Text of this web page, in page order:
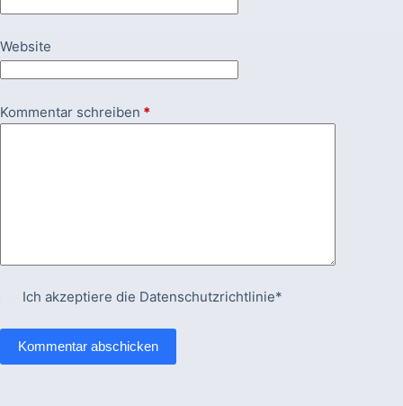
Website
Kommentar schreiben *
Ich akzeptiere die Datenschutzrichtlinie*
Kommentar abschicken